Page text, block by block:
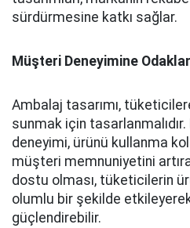
sürdürmesine katkı sağlar.
Müşteri Deneyimine
Ambalaj tasarımı,
sunmak için tasarlanmalıdır.
deneyimi, ürünü kullanma
müşteri memnuniyetini
dostu olması, tüketicilerin
olumlu bir şekilde
güçlendirebilir.